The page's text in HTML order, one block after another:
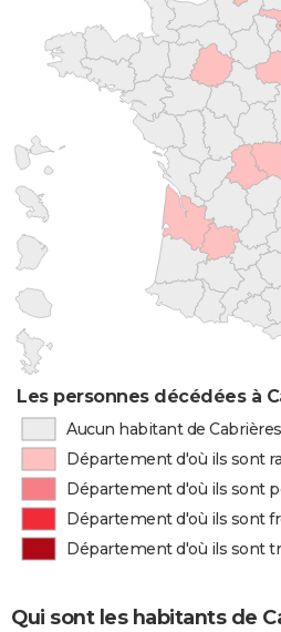
Les personnes décédées à
Aucun habitant de
Département d'où ils sont
Département d'où ils sont
Département d'où ils sont
Département d'où ils sont
Qui sont les habitants de